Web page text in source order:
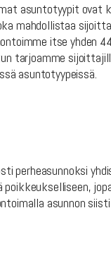
asuntotyypit ovat
mahdollistaa
itse yhden
tarjoamme
asuntotyypeissä.
perheasunnoksi
asunnon